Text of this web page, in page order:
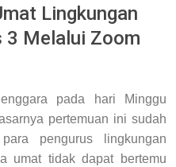
Lingkungan
3 Melalui Zoom
pada hari Minggu
pertemuan ini sudah
pengurus lingkungan
umat tidak dapat bertemu